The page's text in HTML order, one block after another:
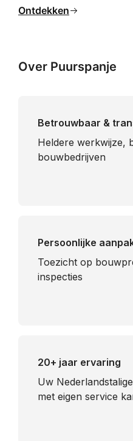
Ontdekken
Over Puurspanje
Betrouwbaar &
Heldere werkwijze,
bouwbedrijven
Persoonlijke
Toezicht op
inspecties
20+ jaar ervaring
Uw
met eigen service